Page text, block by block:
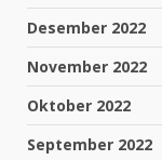
Desember 2022
November 2022
Oktober 2022
September 2022